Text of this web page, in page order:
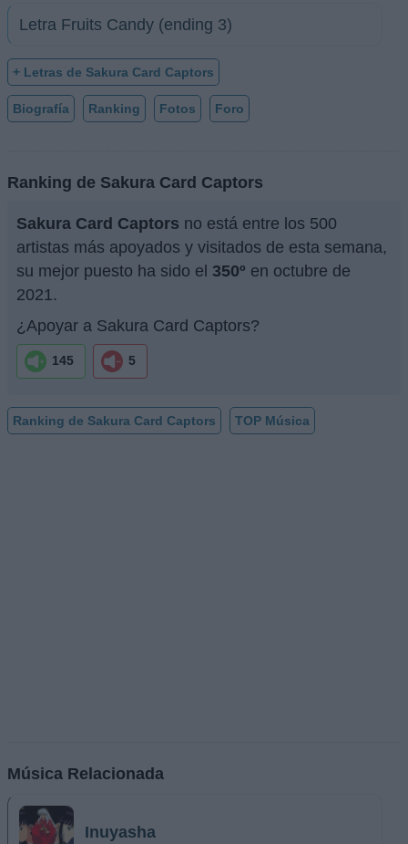
Letra Fruits Candy (ending 3)
+ Letras de Sakura Card Captors
Biografía Ranking Fotos Foro
Ranking de Sakura Card Captors
Sakura Card Captors no está entre los 500
artistas más apoyados y visitados de esta semana,
su mejor puesto ha sido el 350º en octubre de
2021.
¿Apoyar a Sakura Card Captors?
145 5
Ranking de Sakura Card Captors TOP Música
Música Relacionada
Inuyasha